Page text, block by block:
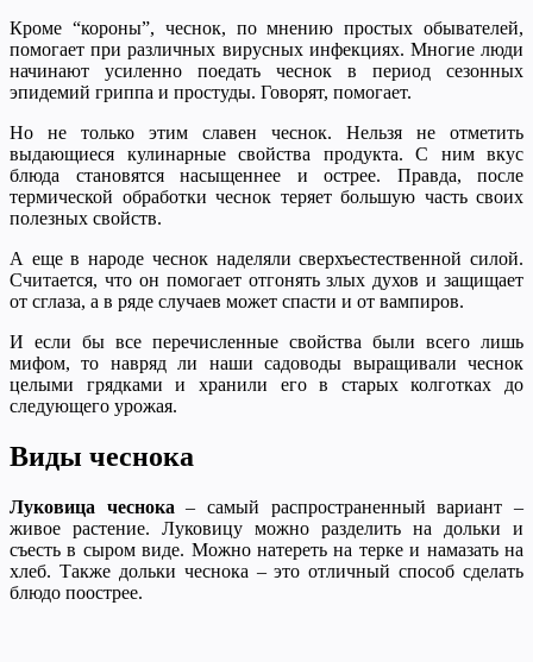
Кроме “короны”, чеснок, по мнению простых обывателей,
помогает при различных вирусных инфекциях. Многие люди
начинают усиленно поедать чеснок в период сезонных
эпидемий гриппа и простуды. Говорят, помогает.
Но не только этим славен чеснок. Нельзя не отметить
выдающиеся кулинарные свойства продукта. С ним вкус
блюда становятся насыщеннее и острее. Правда, после
термической обработки чеснок теряет большую часть своих
полезных свойств.
А еще в народе чеснок наделяли сверхъестественной силой.
Считается, что он помогает отгонять злых духов и защищает
от сглаза, а в ряде случаев может спасти и от вампиров.
И если бы все перечисленные свойства были всего лишь
мифом, то навряд ли наши садоводы выращивали чеснок
целыми грядками и хранили его в старых колготках до
следующего урожая.
Виды чеснока
Луковица чеснока – самый распространенный вариант –
живое растение. Луковицу можно разделить на дольки и
съесть в сыром виде. Можно натереть на терке и намазать на
хлеб. Также дольки чеснока – это отличный способ сделать
блюдо поострее.